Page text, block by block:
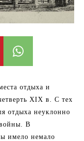
отдыха и
XIX в. С тех
отдыха неуклонно
В
имело немало